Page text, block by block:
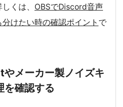
くは、 OBSでDiscord音声
けたい時の確認ポイント で
メーカー製ノイズキ
を確認する